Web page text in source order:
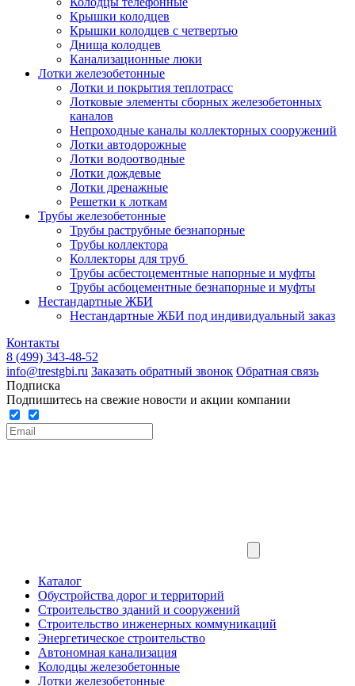
Крышки колодцев
Крышки колодцев с четвертью
Днища колодцев
Канализационные люки
Лотки железобетонные
Лотки и покрытия теплотрасс
Лотковые элементы сборных железобетонных
каналов
Непроходные каналы коллекторных сооружений
Лотки автодорожные
Лотки водоотводные
Лотки дождевые
Лотки дренажные
Решетки к лоткам
Трубы железобетонные
Трубы раструбные безнапорные
Трубы коллектора
Коллекторы для труб
Трубы асбестоцементные напорные и муфты
Трубы асбоцементные безнапорные и муфты
Нестандартные ЖБИ
Нестандартные ЖБИ под индивидуальный заказ
Контакты
8 (499) 343-48-52
info@trestgbi.ru Заказать обратный звонок Обратная связь
Подписка
Подпишитесь на свежие новости и акции компании
Каталог
Обустройства дорог и территорий
Строительство зданий и сооружений
Строительство инженерных коммуникаций
Энергетическое строительство
Автономная канализация
Колодцы железобетонные
Лотки железобетонные